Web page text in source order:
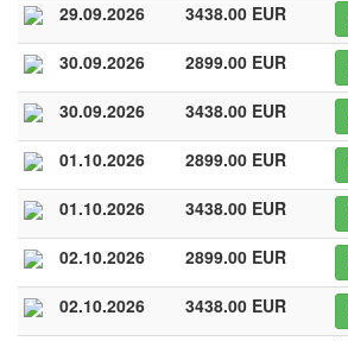
29.09.2026 3438.00 EUR
30.09.2026 2899.00 EUR
30.09.2026 3438.00 EUR
01.10.2026 2899.00 EUR
01.10.2026 3438.00 EUR
02.10.2026 2899.00 EUR
02.10.2026 3438.00 EUR